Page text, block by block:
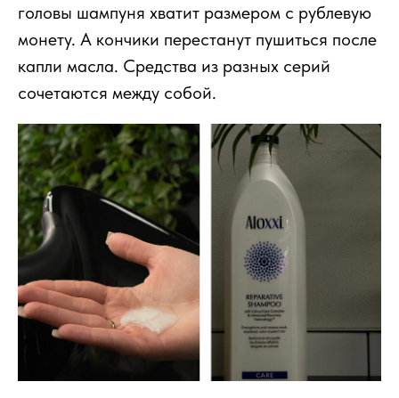
головы шампуня хватит размером с рублевую
монету. А кончики перестанут пушиться после
капли масла. Средства из разных серий
сочетаются между собой.